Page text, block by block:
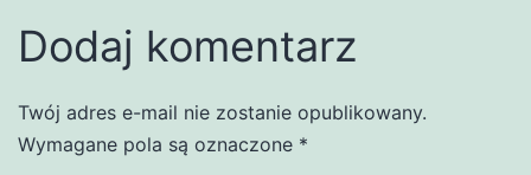
Dodaj komentarz
Twój adres e-mail nie zostanie opublikowany.
Wymagane pola są oznaczone *